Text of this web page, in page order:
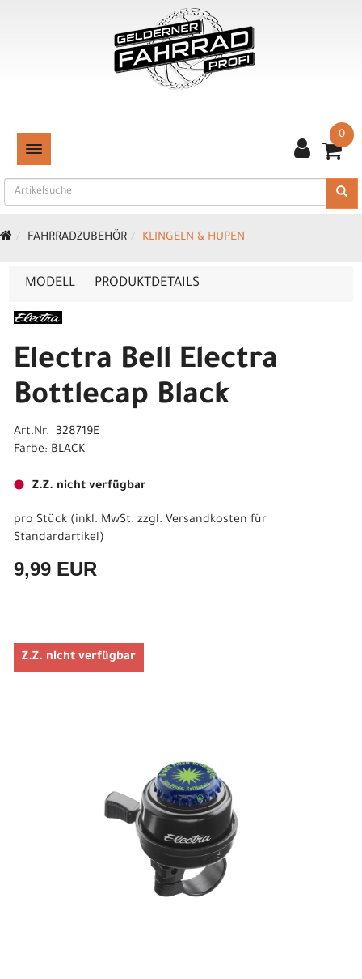
TOGGLE NAVIGATION
0
FAHRRADZUBEHÖR KLINGELN & HUPEN
MODELL PRODUKTDETAILS
Electra Bell Electra
Bottlecap Black
Art.Nr. 328719E
Farbe: BLACK
Z.Z. nicht verfügbar
pro Stück (inkl. MwSt. zzgl. Versandkosten für
Standardartikel)
9,99 EUR
Z.Z. nicht verfügbar